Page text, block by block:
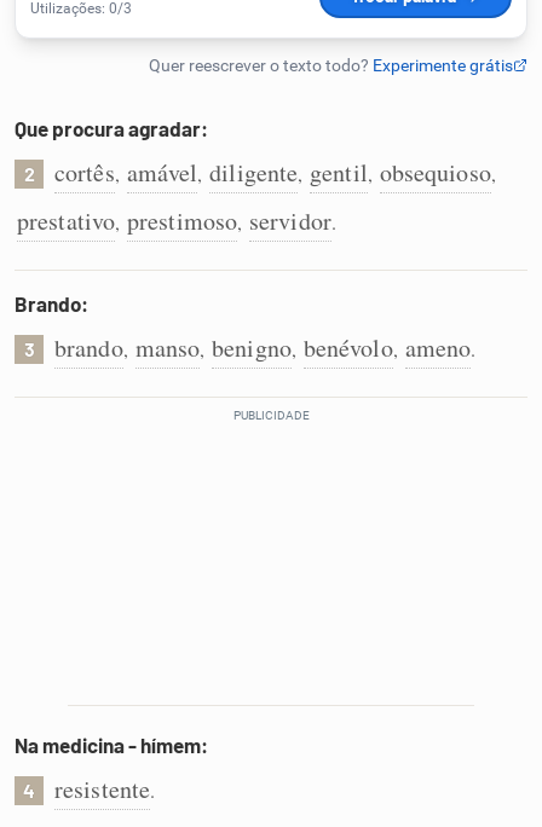
Caça-palavras
Dicionário
Que procura agradar:
2 cortês, amável, diligente, gentil, obsequioso,
prestativo, prestimoso, servidor.
Brando:
3 brando, manso, benigno, benévolo, ameno.
Na medicina - hímem:
4 resistente.